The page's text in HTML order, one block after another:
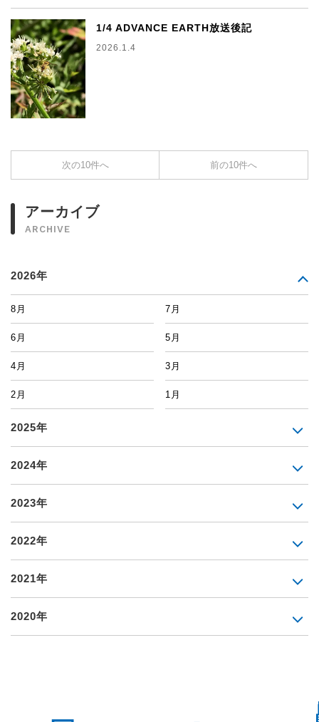
1/4 ADVANCE EARTH放送後記
2026.1.4
次の10件へ 前の10件へ
アーカイブ
ARCHIVE
2026年
8月 7月
6月 5月
4月 3月
2月 1月
2025年
2024年
2023年
2022年
2021年
2020年